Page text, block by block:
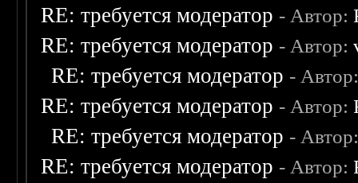
RE: требуется модератор - Автор:
RE: требуется модератор - Автор:
RE: требуется модератор -
RE: требуется модератор - Автор:
RE: требуется модератор -
RE: требуется модератор - Автор: